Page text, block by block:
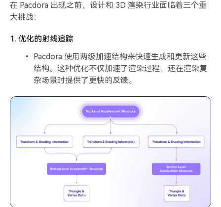
在 Pacdora 出现之前，设计和 3D 渲染行业面临着三个重
大挑战：
1. 优化的射线追踪
Pacdora 使用两级加速结构来快速生成和更新这些
结构。这种优化不仅加速了渲染过程，还在渲染复
杂场景时提供了更快的反馈。